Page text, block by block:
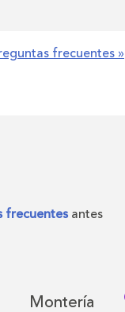
frecuentes »
frecuentes antes
Montería